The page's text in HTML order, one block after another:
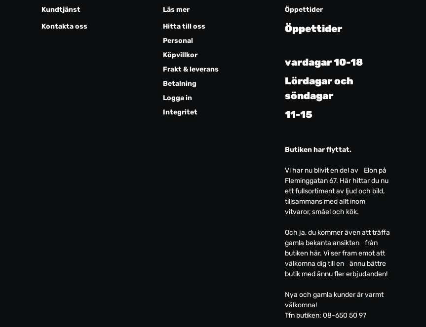
Kundtjänst
Kontakta oss
Läs mer
Hitta till oss
Personal
Köpvillkor
Frakt & leverans
Betalning
Logga in
Integritet
Öppettider
Öppettider
vardagar 10-18
Lördagar och
söndagar
11-15
Butiken har flyttat.
Vi har nu blivit en del av Elon på
Fleminggatan 67. Här hittar du nu
ett fullsortiment av ljud och bild,
tillsammans med allt inom
vitvaror, småel och kök.
Och ja, du kommer även att träffa
gamla bekanta ansikten från
butiken här. Vi ser fram emot att
välkomna dig till en ännu bättre
butik med ännu fler erbjudanden!
Nya och gamla kunder är varmt
välkomna!
Tfn butiken: 08-650 50 97